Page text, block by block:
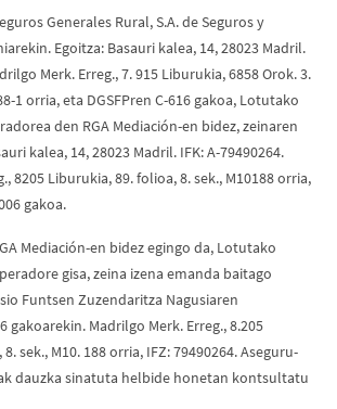
Generales Rural, S.A. de Seguros y
Egoitza: Basauri kalea, 14, 28023 Madril.
Merk. Erreg., 7. 915 Liburukia, 6858 Orok. 3.
1 orria, eta DGSFPren C-616 gakoa, Lotutako
den RGA Mediación-en bidez, zeinaren
kalea, 14, 28023 Madril. IFK: A-79490264.
8205 Liburukia, 89. folioa, 8. sek., M10188 orria,
gakoa.
Mediación-en bidez egingo da, Lotutako
gisa, zeina izena emanda baitago
Funtsen Zuzendaritza Nagusiaren
gakoarekin. Madrilgo Merk. Erreg., 8.205
sek., M10. 188 orria, IFZ: 79490264. Aseguru-
dauzka sinatuta helbide honetan kontsultatu